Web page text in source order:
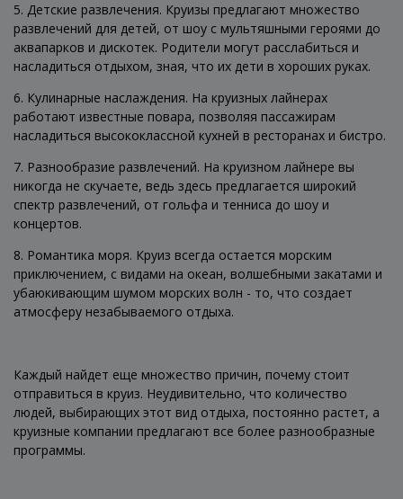
5. Детские развлечения. Круизы предлагают множество
развлечений для детей, от шоу с мультяшными героями до
аквапарков и дискотек. Родители могут расслабиться и
насладиться отдыхом, зная, что их дети в хороших руках.
6. Кулинарные наслаждения. На круизных лайнерах
работают известные повара, позволяя пассажирам
насладиться высококлассной кухней в ресторанах и бистро.
7. Разнообразие развлечений. На круизном лайнере вы
никогда не скучаете, ведь здесь предлагается широкий
спектр развлечений, от гольфа и тенниса до шоу и
концертов.
8. Романтика моря. Круиз всегда остается морским
приключением, с видами на океан, волшебными закатами и
убаюкивающим шумом морских волн - то, что создает
атмосферу незабываемого отдыха.
Каждый найдет еще множество причин, почему стоит
отправиться в круиз. Неудивительно, что количество
людей, выбирающих этот вид отдыха, постоянно растет, а
круизные компании предлагают все более разнообразные
программы.